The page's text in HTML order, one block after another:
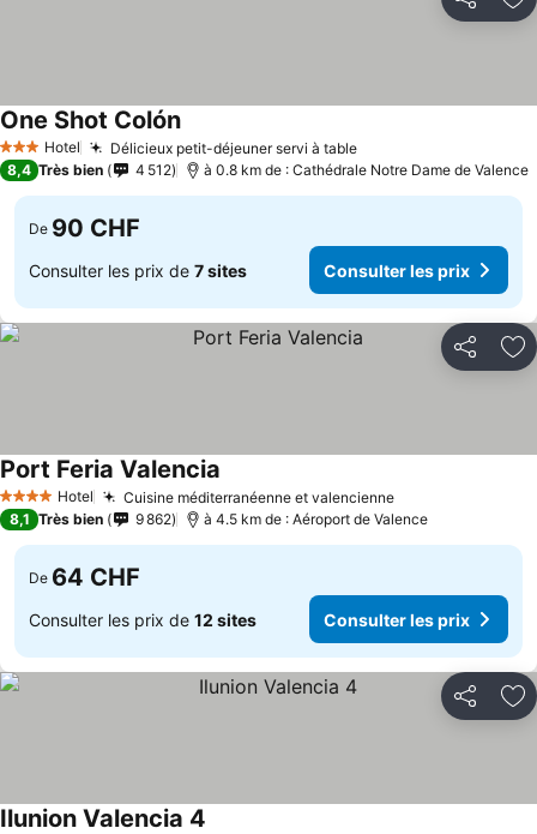
Partager
3 ÉtoilesHotel Délicieux petit-déjeuner servi à table
One Shot Colón
8,4 Très bien 4 512 à 0.8 km de : Cathédrale Notre Dame de Valence
De 90 CHF
Consulter les prix de 7 sites Consulter les prix
Partager
4 Étoiles Hotel Cuisine méditerranéenne et valencienne
Port Feria Valencia
8,1 Très bien 9 862 à 4.5 km de : Aéroport de Valence
De 64 CHF
Consulter les prix de 12 sites Consulter les prix
Partager
Ilunion Valencia 4